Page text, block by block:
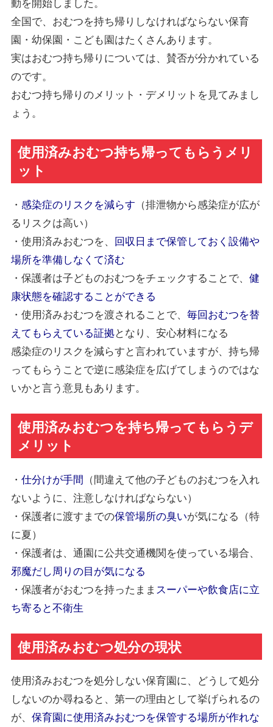
動を開始しました。
全国で、おむつを持ち帰りしなければならない保育
園・幼保園・こども園はたくさんあります。
実はおむつ持ち帰りについては、賛否が分かれている
のです。
おむつ持ち帰りのメリット・デメリットを見てみまし
ょう。
使用済みおむつ持ち帰ってもらうメリ
ット
・ 感染症のリスクを減らす （排泄物から感染症が広が
るリスクは高い）
・使用済みおむつを、 回収日まで保管しておく設備や
場所を準備しなくて済む
・保護者は子どものおむつをチェックすることで、 健
康状態を確認することができる
・使用済みおむつを渡されることで、 毎回おむつを替
えてもらえている証拠となり、安心材料になる
感染症のリスクを減らすと言われていますが、持ち帰
ってもらうことで逆に感染症を広げてしまうのではな
いかと言う意見もあります。
使用済みおむつを持ち帰ってもらうデ
メリット
・ 仕分けが手間 （間違えて他の子どものおむつを入れ
ないように、注意しなければならない）
・保護者に渡すまでの保管場所の臭いが気になる（特
に夏）
・保護者は、通園に公共交通機関を使っている場合、
邪魔だし周りの目が気になる
・保護者がおむつを持ったまま スーパーや飲食店に立
ち寄ると不衛生
使用済みおむつ処分の現状
使用済みおむつを処分しない保育園に、どうして処分
しないのか尋ねると、第一の理由として挙げられるの
が、 保育園に使用済みおむつを保管する場所が作れな